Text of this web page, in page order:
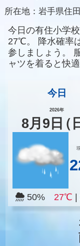
所在地： 岩手県住
今日の有住小学
27℃。
降水確率
参しましょう。
ャツを着ると快
今日
2026年
8月 9 日（
50% 27℃